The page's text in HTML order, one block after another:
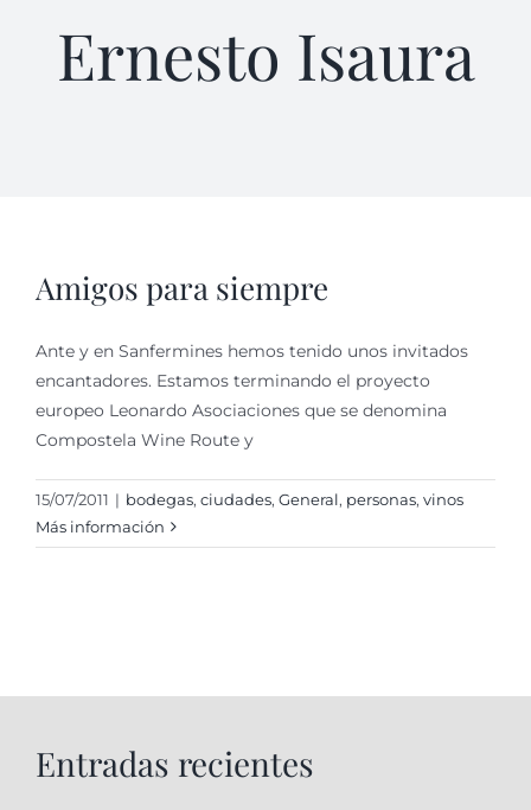
Ernesto Isaura
Amigos para siempre
Ante y en Sanfermines hemos tenido unos invitados
encantadores. Estamos terminando el proyecto
europeo Leonardo Asociaciones que se denomina
Compostela Wine Route y
15/07/2011 | bodegas, ciudades, General, personas, vinos
Más información
Entradas recientes